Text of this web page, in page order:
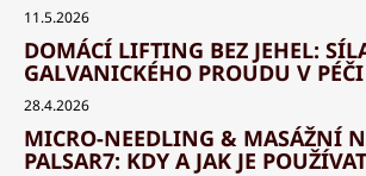
11.5.2026
DOMÁCÍ LIFTING BEZ JEHEL:
GALVANICKÉHO PROUDU V
28.4.2026
MICRO-NEEDLING & MASÁŽNÍ
PALSAR7: KDY A JAK JE POUŽÍVAT